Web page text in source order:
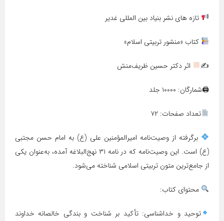
تازه های نشر بنیاد بین المللی غدیر
کتاب «منشور تربیتی اسلام»
✍ اثر دکتر حسین ظریف‌منش
🖨شمارگان: ۱۰۰۰۰ جلد
تعداد صفحات: ۷۲
برگرفته از وصیت‌نامه امیرالمؤمنین علی (ع) به امام حسن مجتبی
(ع) است. این وصیت‌نامه که در نامه ۳۱ نهج‌البلاغه آمده، به‌عنوان یکی
از جامع‌ترین متون تربیتی اسلامی شناخته می‌شود.
محتوای کتاب:
توحید و خداشناسی: تأکید بر شناخت و بندگی خالصانه خداوند